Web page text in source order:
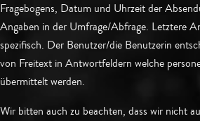
Fragebogens, Datum und Uhrzeit der
Angaben in der Umfrage/Abfrage. Letztere
spezifisch. Der Benutzer/die Benutzerin
von Freitext in Antwortfeldern welche
übermittelt werden.
Wir bitten auch zu beachten, dass wir nicht